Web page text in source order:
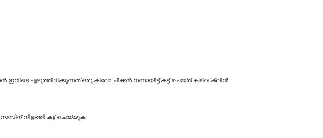
എടുത്തിരിക്കുന്നത് ഒരു കിലോ ചിക്കൻ നന്നായിട്ട് കട്ട് ചെയ്ത് കഴിവ് ക്ലീൻ
നീളത്തി കട്ട്‌ ചെയ്യുക.